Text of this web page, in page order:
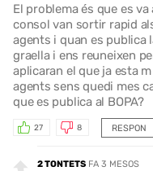
El problema és que es
consol van sortir rapid
agents i quan es publica
graella i ens reuneixen
aplicaran el que ja esta
agents sens quedi mes
que es publica al BOPA?
RESPON
27 8
2 TONTETS FA 3 MESOS